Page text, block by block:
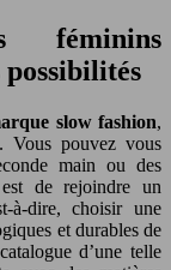
féminins
possibilités
slow fashion,
Vous pouvez vous
main ou des
de rejoindre un
à-dire, choisir une
et durables de
d’une telle